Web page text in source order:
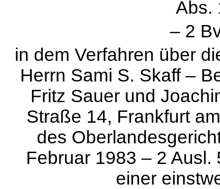
Abs.
– 2
in dem Verfahren über
Herrn Sami S. Skaff –
Fritz Sauer und
Straße 14, Frankfurt
des
Februar 1983 – 2
einer